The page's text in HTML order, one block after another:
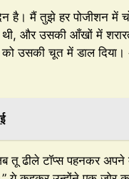
है। मैं तुझे हर पोजीशन में
और उसकी आँखों में
चूत में डाल दिया।
तू ढीले टॉप्स पहनकर अपने